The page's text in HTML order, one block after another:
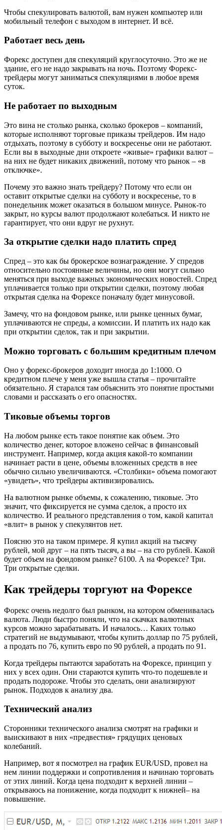
Чтобы спекулировать валютой, вам нужен компьютер или
мобильный телефон с выходом в интернет. И всё.
Работает весь день
Форекс доступен для спекуляций круглосуточно. Это же не
здание, его не надо закрывать на ночь. Поэтому Форекс-
трейдеры могут заниматься спекуляциями в любое время
суток.
Не работает по выходным
Это вина не столько рынка, сколько брокеров – компаний,
которые исполняют торговые приказы трейдеров. Им надо
отдыхать, поэтому в субботу и воскресенье они не работают.
Если вы в выходные дни откроете «живые» графики валют –
на них не будет никаких движений, потому что рынок – «в
отключке».
Почему это важно знать трейдеру? Потому что если он
оставит открытые сделки на субботу и воскресенье, то в
понедельник может оказаться в большом минусе. Рынок-то
закрыт, но курсы валют продолжают колебаться. И никто не
гарантирует, что они вдруг не рухнут.
За открытие сделки надо платить спред
Спред – это как бы брокерское вознаграждение. У спредов
относительно постоянные величины, но они могут сильно
меняться при выходе важных экономических новостей. Спред
уплачивается только при открытии сделки, поэтому любая
открытая сделка на Форексе поначалу будет минусовой.
Замечу, что на фондовом рынке, или рынке ценных бумаг,
уплачиваются не спреды, а комиссии. И платить их надо как
при открытии сделок, так и при закрытии.
Можно торговать с большим кредитным плечом
Оно у форекс-брокеров доходит иногда до 1:1000. О
кредитном плече у меня уже вышла статья – прочитайте
обязательно. Я старался там объяснить это понятие простыми
словами и рассказать о его опасностях.
Тиковые объемы торгов
На любом рынке есть такое понятие как объем. Это
количество денег, которое вложено сейчас в финансовый
инструмент. Например, когда акция какой-то компании
начинает расти в цене, объемы вложенных средств в нее
обычно сильно увеличиваются. «Столбики» объема помогают
«увидеть», что трейдеры активизировались.
На валютном рынке объемы, к сожалению, тиковые. Это
значит, что фиксируется не сумма сделок, а просто их
количество. И реального представления о том, какой капитал
«влит» в рынок у спекулянтов нет.
Поясню это на таком примере. Я купил акций на тысячу
рублей, мой друг – на пять тысяч, а вы – на сто рублей. Какой
будет объем на фондовом рынке? 6100. А на Форексе? Три.
Три открытые сделки.
Как трейдеры торгуют на Форексе
Форекс очень недолго был рынком, на котором обменивалась
валюта. Люди быстро поняли, что на скачках валютных
курсов можно зарабатывать. И началось… Каких только
стратегий не выдумывают, чтобы купить доллар по 75 рублей,
а продать по 76, купить евро по 90 рублей, а продать по 91.
Когда трейдеры пытаются заработать на Форексе, принцип у
них у всех один. Они стараются купить что-то подешевле и
продать подороже. Чтобы это сделать, они анализируют
рынок. Подходов к анализу два.
Технический анализ
Сторонники технического анализа смотрят на графики и
выискивают в них «предвестия» грядущих ценовых
колебаний.
Например, вот я посмотрел на график EUR/USD, провел на
нем линии поддержки и сопротивления и начинаю торговать
от этих линий. Когда цена подходит к верхней линии –
открываюсь на понижение, когда подходит к нижней– на
повышение.